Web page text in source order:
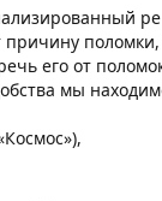
его от
мы